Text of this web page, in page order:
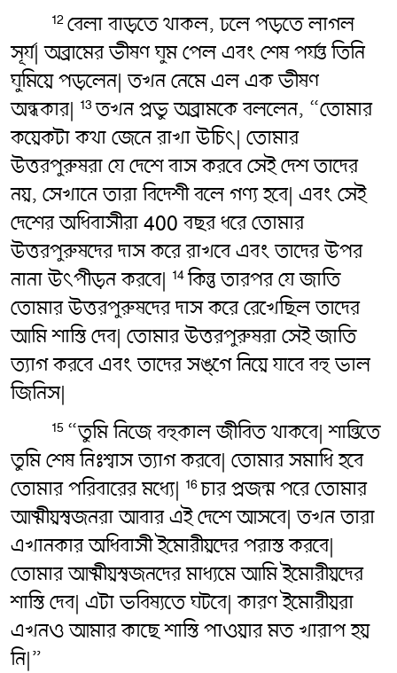
12 বেলা বাড়তে থাকল, ঢলে পড়তে লাগল
সূর্য| অব্রামের ভীষণ ঘুম পেল এবং শেষ পর্যন্ত তিনি
ঘুমিয়ে পড়লেন| তখন নেমে এল এক ভীষণ
অন্ধকার| 13তখন প্রভু অব্রামকে বললেন, “তোমার
কয়েকটা কথা জেনে রাখা উচিৎ‌| তোমার
উত্তরপুরুষরা যে দেশে বাস করবে সেই দেশ তাদের
নয়, সেখানে তারা বিদেশী বলে গণ্য হবে| এবং সেই
দেশের অধিবাসীরা 400 বছর ধরে তোমার
উত্তরপুরুষদের দাস করে রাখবে এবং তাদের উপর
নানা উৎ‌পীড়ন করবে| 14কিন্তু তারপর যে জাতি
তোমার উত্তরপুরুষদের দাস করে রেখেছিল তাদের
আমি শাস্তি দেব| তোমার উত্তরপুরুষরা সেই জাতি
ত্যাগ করবে এবং তাদের সঙ্গে নিয়ে যাবে বহু ভাল
জিনিস|
15 “তুমি নিজে বহুকাল জীবিত থাকবে| শান্তিতে
তুমি শেষ নিঃশ্বাস ত্যাগ করবে| তোমার সমাধি হবে
তোমার পরিবারের মধ্যে| 16চার প্রজন্ম পরে তোমার
আত্মীয়স্বজনরা আবার এই দেশে আসবে| তখন তারা
এখানকার অধিবাসী ইমোরীয়দের পরাস্ত করবে|
তোমার আত্মীয়স্বজনদের মাধ্যমে আমি ইমোরীয়দের
শাস্তি দেব| এটা ভবিষ্যতে ঘটবে| কারণ ইমোরীয়রা
এখনও আমার কাছে শাস্তি পাওয়ার মত খারাপ হয়
নি|”